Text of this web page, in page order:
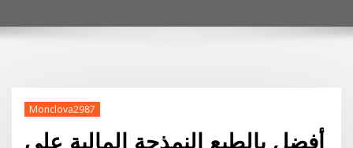
Monclova2987
أفضل بالطبع النمذجة المالية على